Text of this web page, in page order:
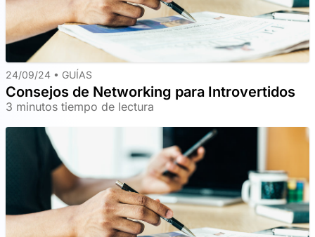
24/09/24 • GUÍAS
Consejos de Networking para Introvertidos
3 minutos tiempo de lectura